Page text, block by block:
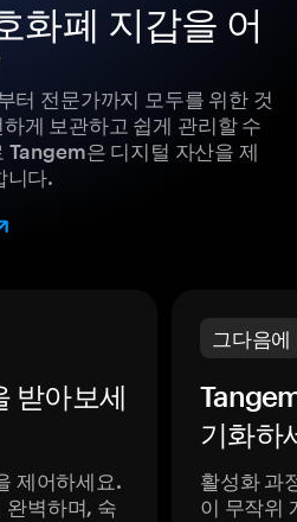
화폐 지갑을 어
터 전문가까지 모두를 위한 것
게 보관하고 쉽게 관리할 수
Tangem은 디지털 자산을 제
니다.
받아보세
제어하세요.
완벽하며, 숙
그다음에
기화하
활성화 과
이 무작위